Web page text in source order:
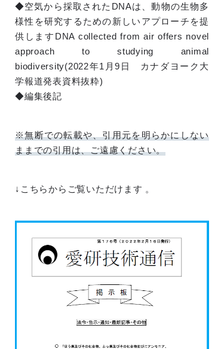
◆空気から採取されたDNAは、動物の生物多
様性を研究するための新しいアプローチを提
供しますDNA collected from air offers novel
approach to studying animal
biodiversity(2022年1月9日 カナダヨーク大
学報道発表資料抜粋)
◆編集後記
※無断での転載や、引用元を明らかにしない
ままでの引用は、ご遠慮ください。
↓こちらからご覧いただけます 。